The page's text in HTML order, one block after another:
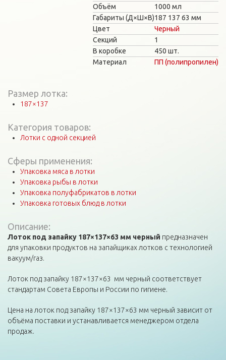
Объём
1000 мл
Габариты (Д×Ш×В)187 137 63 мм
Цвет
Черный
Секций
1
В коробке
450 шт.
Материал
ПП (полипропилен)
Размер лотка:
187×137
Категория товаров:
Лотки с одной секцией
Сферы применения:
Упаковка мяса в лотки
Упаковка рыбы в лотки
Упаковка полуфабрикатов в лотки
Упаковка готовых блюд в лотки
Описание:
Лоток под запайку 187×137×63 мм черный предназначен
для упаковки продуктов на запайщиках лотков с технологией
вакуум/газ.
Лоток под запайку 187×137×63 мм черный соответствует
стандартам Совета Европы и России по гигиене.
Цена на лоток под запайку 187×137×63 мм черный зависит от
объёма поставки и устанавливается менеджером отдела
продаж.